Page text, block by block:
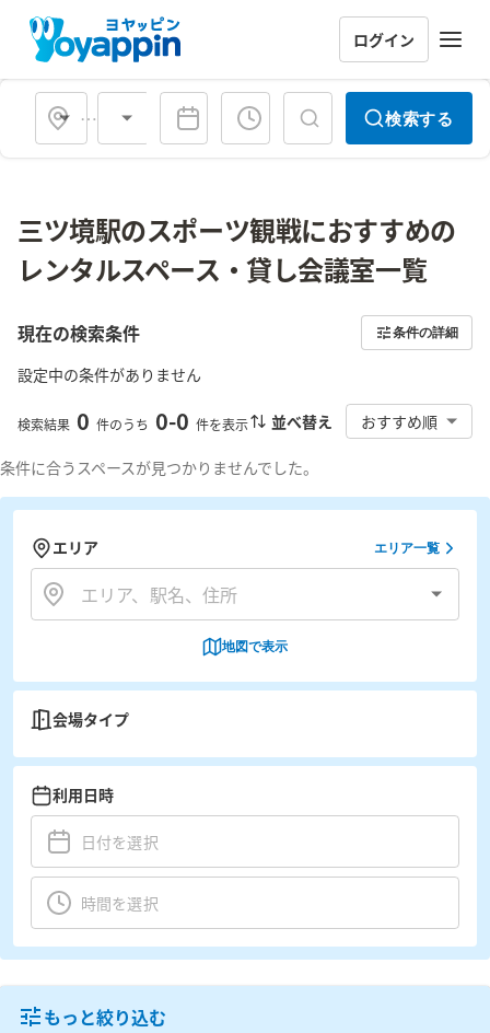
ログイン
会場タイプ 検索する
三ツ境駅のスポーツ観戦におすすめの
レンタルスペース・貸し会議室一覧
現在の検索条件 条件の詳細
設定中の条件がありません
検索結果 0 件のうち 0-0 件を表示 並べ替え おすすめ順
条件に合うスペースが見つかりませんでした。
エリア エリア一覧
地図で表示
会場タイプ
利用日時
もっと絞り込む